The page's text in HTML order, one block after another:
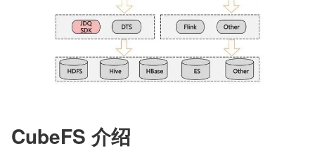
CubeFS 介绍